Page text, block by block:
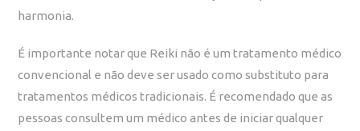
harmonia.
É importante notar que Reiki não é um tratamento médico
convencional e não deve ser usado como substituto para
tratamentos médicos tradicionais. É recomendado que as
pessoas consultem um médico antes de iniciar qualquer